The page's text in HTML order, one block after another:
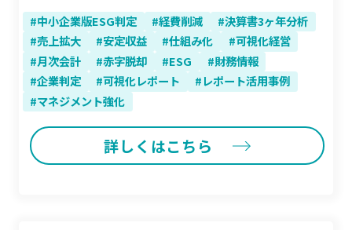
中小企業版ESG判定 経費削減
決算書3ヶ年分析
売上拡大
安定収益 仕組み化
可視化経営
月次会計
赤字脱却 ESG
財務情報
企業判定
可視化レポート
レポート活用事例
マネジメント強化
詳しくはこちら